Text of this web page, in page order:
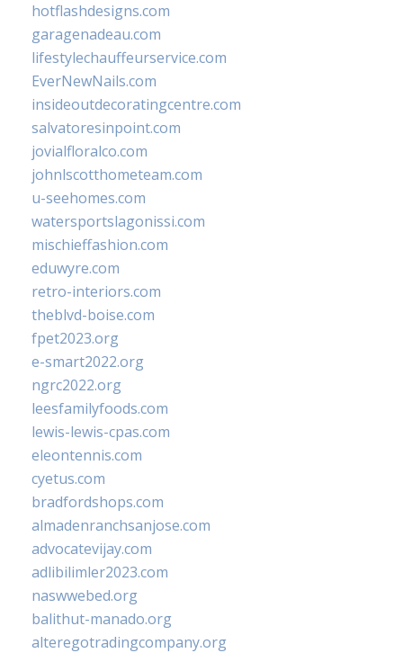
hotflashdesigns.com
garagenadeau.com
lifestylechauffeurservice.com
EverNewNails.com
insideoutdecoratingcentre.com
salvatoresinpoint.com
jovialfloralco.com
johnlscotthometeam.com
u-seehomes.com
watersportslagonissi.com
mischieffashion.com
eduwyre.com
retro-interiors.com
theblvd-boise.com
fpet2023.org
e-smart2022.org
ngrc2022.org
leesfamilyfoods.com
lewis-lewis-cpas.com
eleontennis.com
cyetus.com
bradfordshops.com
almadenranchsanjose.com
advocatevijay.com
adlibilimler2023.com
naswwebed.org
balithut-manado.org
alteregotradingcompany.org